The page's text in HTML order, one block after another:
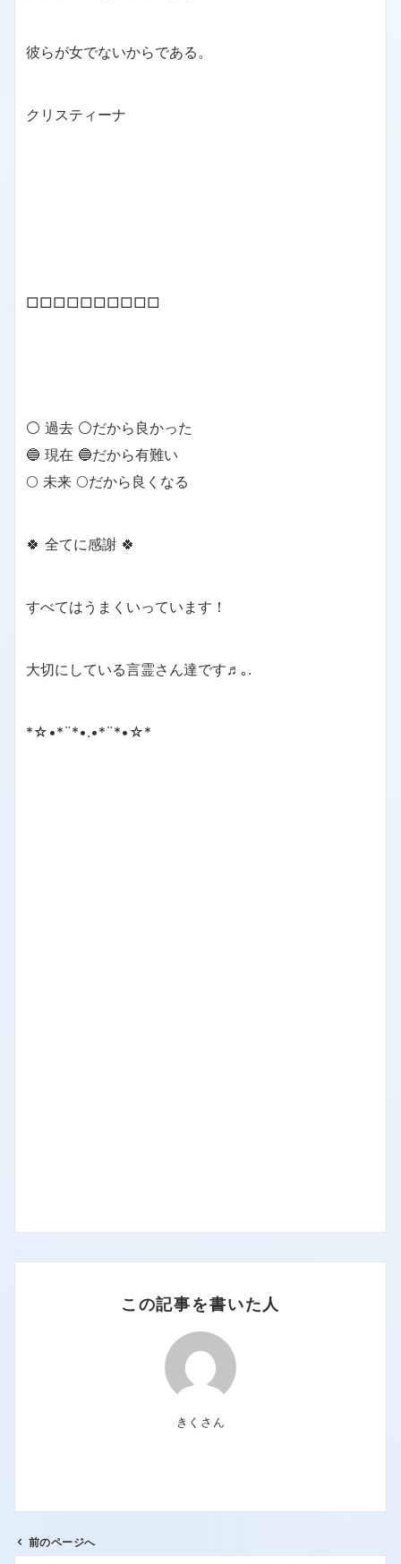
彼らが女でないからである。
クリスティーナ
□□□□□□□□□□
⚪ 過去 ⚪だから良かった
🔵 現在 🔵だから有難い
🌕 未来 🌕だから良くなる
🍀 全てに感謝 🍀
すべてはうまくいっています！
大切にしている言霊さん達です♬｡.
*☆•*¨*•.•*¨*•☆*
この記事を書いた人
きくさん
前のページへ